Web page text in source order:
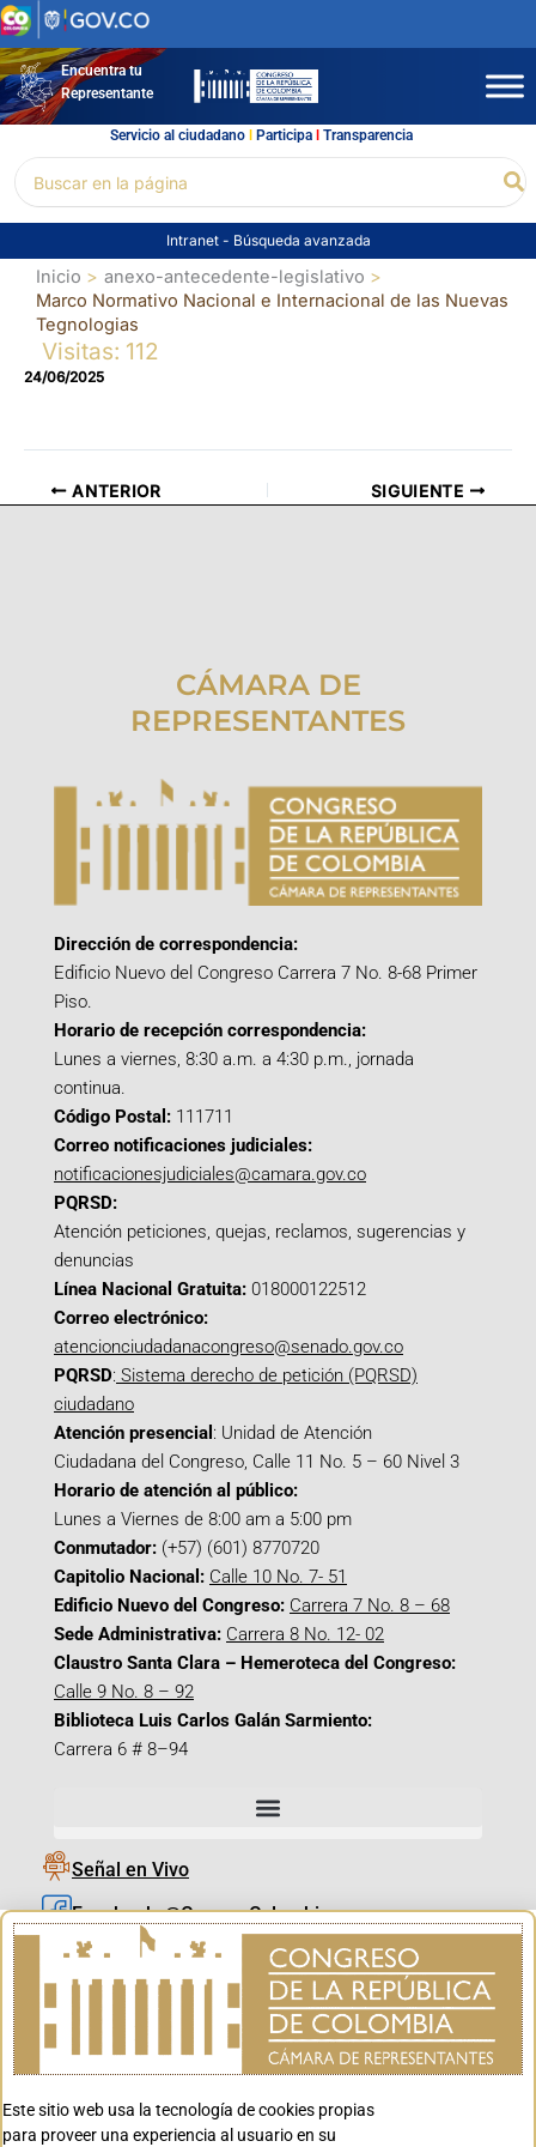
Ir
al
contenidoEncuentra tu
Representante
Servicio al ciudadano l Participal Transparencia
por:
Intranet - Búsqueda avanzada
Inicio
anexo-antecedente-legislativo
Marco Normativo Nacional e Internacional de las Nuevas
Tegnologias
Visitas: 112
24/06/2025
ANTERIOR SIGUIENTE
CÁMARA DE
REPRESENTANTES
Dirección de correspondencia:
Edificio Nuevo del Congreso Carrera 7 No. 8-68 Primer
Piso.
Horario de recepción correspondencia:
Lunes a viernes, 8:30 a.m. a 4:30 p.m., jornada
continua.
Código Postal: 111711
Correo notificaciones judiciales:
notificacionesjudiciales@camara.gov.co
PQRSD:
Atención peticiones, quejas, reclamos, sugerencias y
denuncias
Línea Nacional Gratuita: 018000122512
Correo electrónico:
atencionciudadanacongreso@senado.gov.co
PQRSD: Sistema derecho de petición (PQRSD)
ciudadano
Atención presencial : Unidad de Atención
Ciudadana del Congreso, Calle 11 No. 5 – 60 Nivel 3
Horario de atención al público:
Lunes a Viernes de 8:00 am a 5:00 pm
Conmutador: (+57) (601) 8770720
Capitolio Nacional: Calle 10 No. 7- 51
Edificio Nuevo del Congreso: Carrera 7 No. 8 – 68
Sede Administrativa: Carrera 8 No. 12- 02
Claustro Santa Clara – Hemeroteca del Congreso:
Calle 9 No. 8 – 92
Biblioteca Luis Carlos Galán Sarmiento:
Carrera 6 # 8–94
Señal en Vivo
Facebook_@CamaraColombia
Instagram_@CamaraColombia
X_@CamaraColombia
Youtube_@CamaraColombia
Youtube_@CanalCongreso
Este sitio web usa la tecnología de cookies propias
para proveer una experiencia al usuario en su